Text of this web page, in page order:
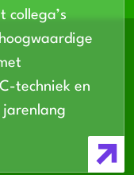
collega’s
techniek en
jarenlang